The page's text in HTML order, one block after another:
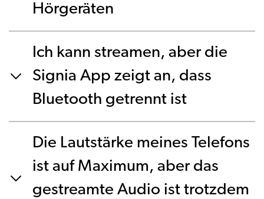
Hörgeräten
Ich kann streamen, aber die
Signia App zeigt an, dass
Bluetooth getrennt ist
Die Lautstärke meines Telefons
ist auf Maximum, aber das
gestreamte Audio ist trotzdem